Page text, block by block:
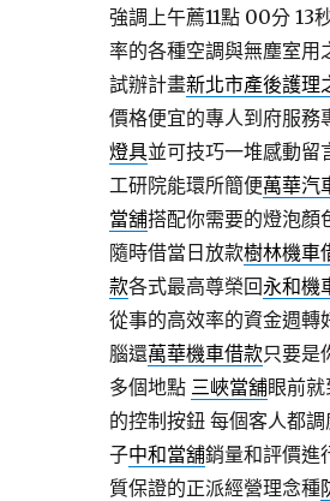
強調上午薦11點 00分 13
率的各種空調與無塵室用
試辦計畫新北市產後護理
價格便宜的專人到府服務
燈具並可技巧一堆感動留
工研院能環所簡便萬華汽
當舖搭配你需要的燈泡顏
隨時借當日放款樹林機車
款各式最高尊榮回永和機
從事的高效率的資金週轉
腦還萬華機車借款只要是
多個地點 三峽當舖眼前就
的控制按鈕 每個客人都
子中和當舖銷量和評價進
質保證的正派經營理念種